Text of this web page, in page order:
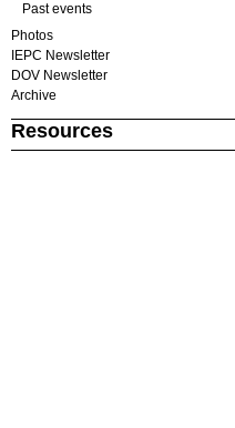
Past events
Photos
IEPC Newsletter
DOV Newsletter
Archive
Resources